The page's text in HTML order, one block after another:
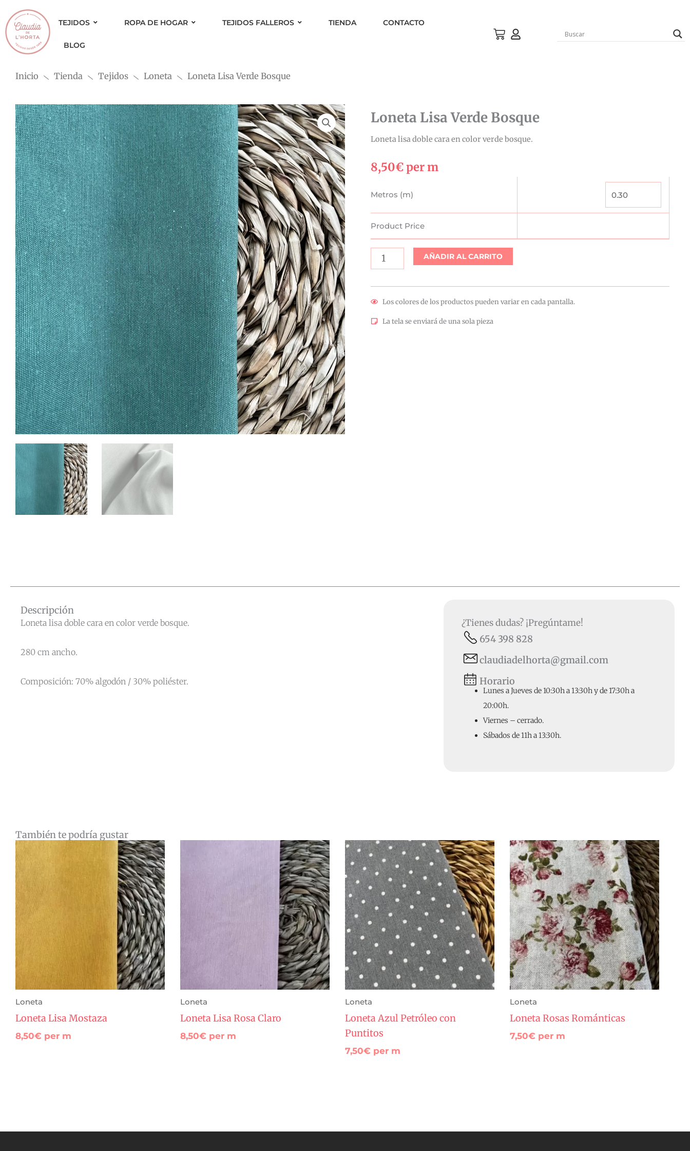
al
contenido
TEJIDOS ROPA DE HOGAR TEJIDOS FALLEROS TIENDA CONTACTO
BLOG
Inicio Tienda Tejidos Loneta Loneta Lisa Verde Bosque
Loneta Lisa Verde Bosque
Loneta lisa doble cara en color verde bosque.
8,50€per m
Metros (m)
Product Price
Lisa
Verde
Bosque
cantidad
AÑADIR AL CARRITO
Los colores de los productos pueden variar en cada pantalla.
La tela se enviará de una sola pieza
Descripción
Loneta lisa doble cara en color verde bosque.
280 cm ancho.
Composición: 70% algodón / 30% poliéster.
¿Tienes dudas? ¡Pregúntame!
654 398 828
claudiadelhorta@gmail.com
Horario
Lunes a Jueves de 10:30h a 13:30h y de 17:30h a
20:00h.
Viernes – cerrado.
Sábados de 11h a 13:30h.
También te podría gustar
Loneta
Loneta Lisa Mostaza
8,50€ per m
Loneta
Loneta Lisa Rosa Claro
8,50€ per m
Loneta
Loneta Azul Petróleo con
Puntitos
7,50€ per m
Loneta
Loneta Rosas Románticas
7,50€ per m